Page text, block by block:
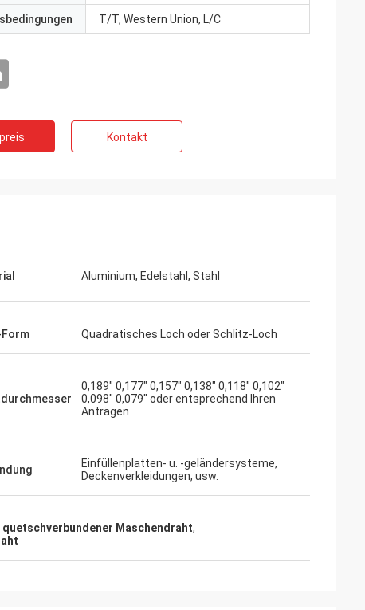
T/T, Western Union, L/C
Kontakt
Aluminium, Edelstahl, Stahl
Quadratisches Loch oder Schlitz-Loch
0,189" 0,177" 0,157" 0,138" 0,118" 0,102"
0,098" 0,079" oder entsprechend Ihren
Anträgen
Einfüllenplatten- u. -geländersysteme,
Deckenverkleidungen, usw.
quetschverbundener Maschendraht,